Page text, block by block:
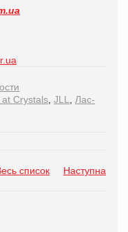
.ua
Crystals JLL
Лас-
список Наступна